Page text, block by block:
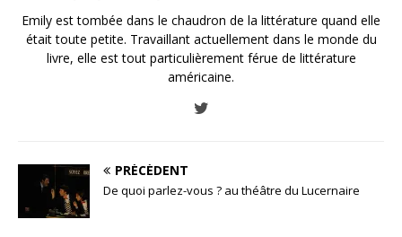
Emily est tombée dans le chaudron de la littérature quand elle
était toute petite. Travaillant actuellement dans le monde du
livre, elle est tout particulièrement férue de littérature
américaine.
PRÉCÉDENT
De quoi parlez-vous ? au théâtre du Lucernaire